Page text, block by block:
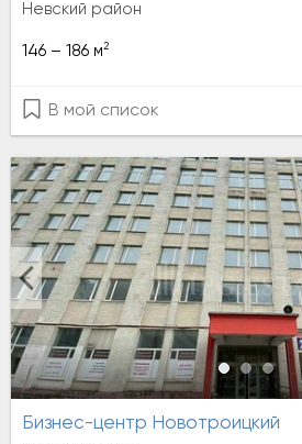
Невский район
146 – 186 м2
В мой список
Бизнес-центр Новотроицкий